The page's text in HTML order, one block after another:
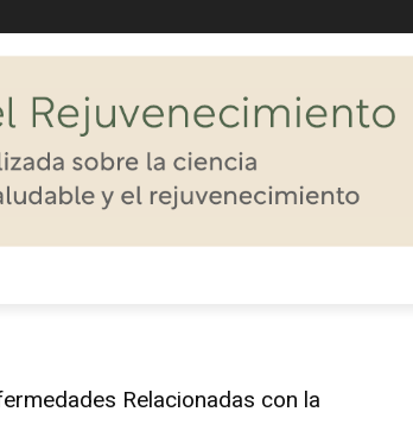
Relacionadas con la